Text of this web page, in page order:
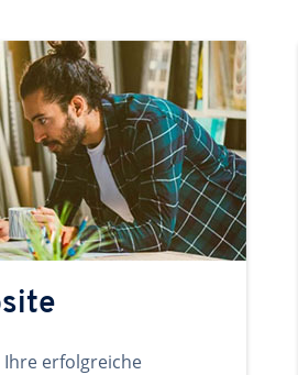
Ihre erfolgreiche